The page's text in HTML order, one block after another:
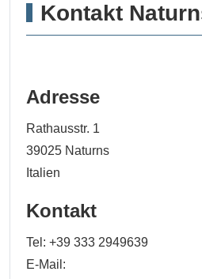
Kontakt
Adresse
Rathausstr. 1
39025 Naturns
Italien
Kontakt
Tel: +39 333 2949639
E-Mail: